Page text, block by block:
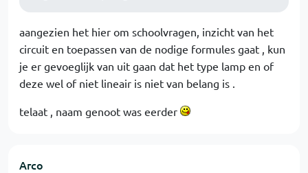
aangezien het hier om schoolvragen, inzicht van het
circuit en toepassen van de nodige formules gaat , kun
je er gevoeglijk van uit gaan dat het type lamp en of
deze wel of niet lineair is niet van belang is .
telaat , naam genoot was eerder
Arco